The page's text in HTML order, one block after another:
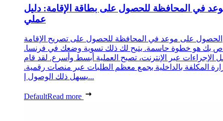
في المحافظة للحصول على بطاقة الإقامة: دليل
عملي
الحصول على موعد في المحافظة للحصول على تصريح الإقامة
بك هو خطوة حاسمة. يتيح لك ذلك تسوية وضعك في فرنسا.
الإجراءات عبر الإنترنت، تصبح العملية أبسط وأسرع. لقد قام
المكلفة بالداخلية بجمع معظم الطلبات عبر منصات رقمية.
يسهل ذلك الوصول إ...
DefaultRead more